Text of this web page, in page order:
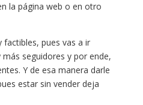
la página web o en otro
pues vas a ir
seguidores y por ende,
Y de esa manera darle
estar sin vender deja